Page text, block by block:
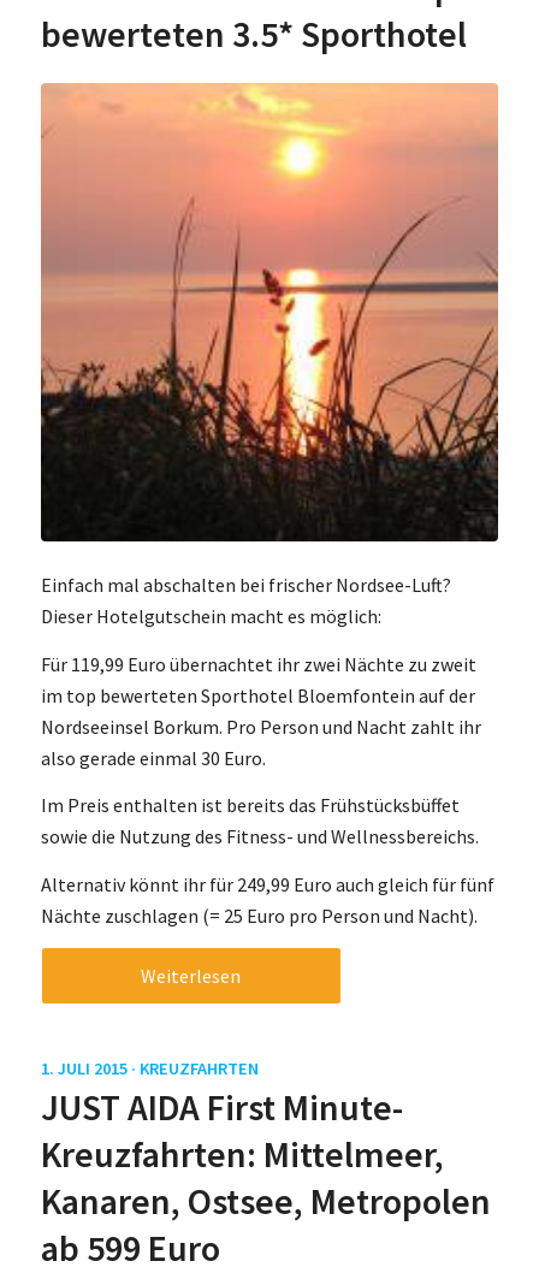
bewerteten 3.5* Sporthotel
Einfach mal abschalten bei frischer Nordsee-Luft?
Dieser Hotelgutschein macht es möglich:
Für 119,99 Euro übernachtet ihr zwei Nächte zu zweit
im top bewerteten Sporthotel Bloemfontein auf der
Nordseeinsel Borkum. Pro Person und Nacht zahlt ihr
also gerade einmal 30 Euro.
Im Preis enthalten ist bereits das Frühstücksbüffet
sowie die Nutzung des Fitness- und Wellnessbereichs.
Alternativ könnt ihr für 249,99 Euro auch gleich für fünf
Nächte zuschlagen (= 25 Euro pro Person und Nacht).
Weiterlesen
1. JULI 2015 · KREUZFAHRTEN
JUST AIDA First Minute-
Kreuzfahrten: Mittelmeer,
Kanaren, Ostsee, Metropolen
ab 599 Euro